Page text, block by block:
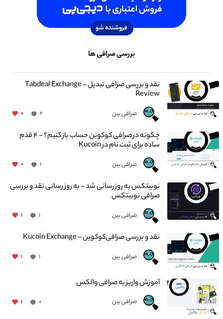
بررسی صرافی ها
نقد و بررسی صرافی تبدیل – Tabdeal Exchange
Review
صرافی بین ۲ ۰
چگونه در صرافی کوکوین حساب باز کنیم؟ - ۴ قدم
ساده برای ثبت نام در Kucoin
صرافی بین ۱ ۰
نوبیتکس به روزرسانی شد – به روز رسانی نقد و بررسی
صرافی نوبیتکس
صرافی بین ۱ ۱
نقد و بررسی صرافی‌کوکوین – Kucoin Exchange
صرافی بین ۱ ۱
آموزش واریز به صرافی والکس
صرافی بین ۰ ۱